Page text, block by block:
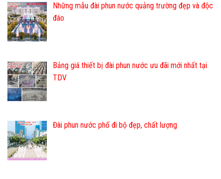
Những mẫu đài phun nước quảng trường đẹp và độc
đáo
Bảng giá thiết bị đài phun nước ưu đãi mới nhất tại
TDV
Đài phun nước phố đi bộ đẹp, chất lượng